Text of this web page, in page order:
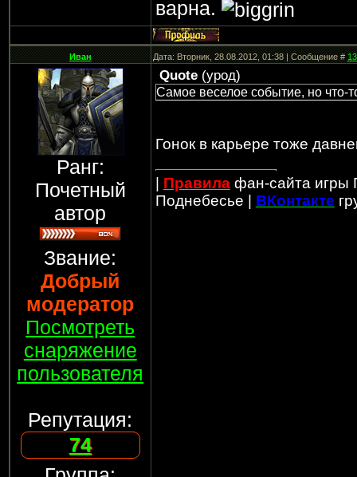
варна.
Иван Дата: Вторник, 28.08.2012, 01:38 | Сообщение #13
Ранг:
Почетный
автор
Звание:
Добрый
модератор
Посмотреть
снаряжение
пользователя
Репутация:
74
Quote(урод)
Самое веселое событие, но что-
Гонок в карьере тоже
Правилафан-сайта игры
Поднебесье | ВКонтакте